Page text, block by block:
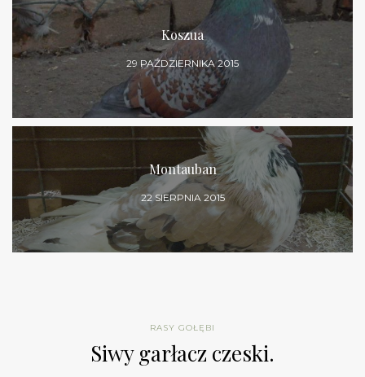
Koszua
29 PAŹDZIERNIKA 2015
Montauban
22 SIERPNIA 2015
RASY GOŁĘBI
Siwy garłacz czeski.